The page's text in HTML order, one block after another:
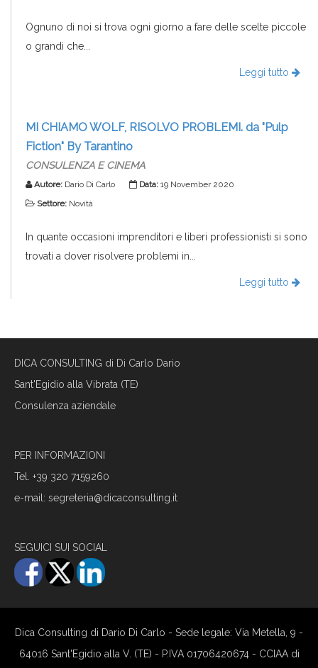
Ognuno di noi si trova ogni giorno a fare delle scelte piccole
o grandi che...
Leggi tutto
MI CHIAMO WOLF, RISOLVO PROBLEMI. da "Pulp
Fiction" By Tarantino
CONSULENZA E CINEMA
Autore: Dario Di Carlo Data: 19 November 2020
Settore: Novità
In quante occasioni imprenditori e liberi professionisti si sono
trovati a dover risolvere problemi in...
Leggi tutto
DICA CONSULTING di Di Carlo Dario
Sant'Egidio alla Vibrata (TE)
Consulenza aziendale
PER INFORMAZIONI
Tel. +39 320 7159260
e-mail: segreteria@dicaconsulting.it
SEGUICI SUI SOCIAL
Dica Consulting di Dario Di Carlo - Sede legale: Via Metella, 9 -
64016 Sant'Egidio alla V. (TE) - P.IVA 01706420674 - CCIAA di